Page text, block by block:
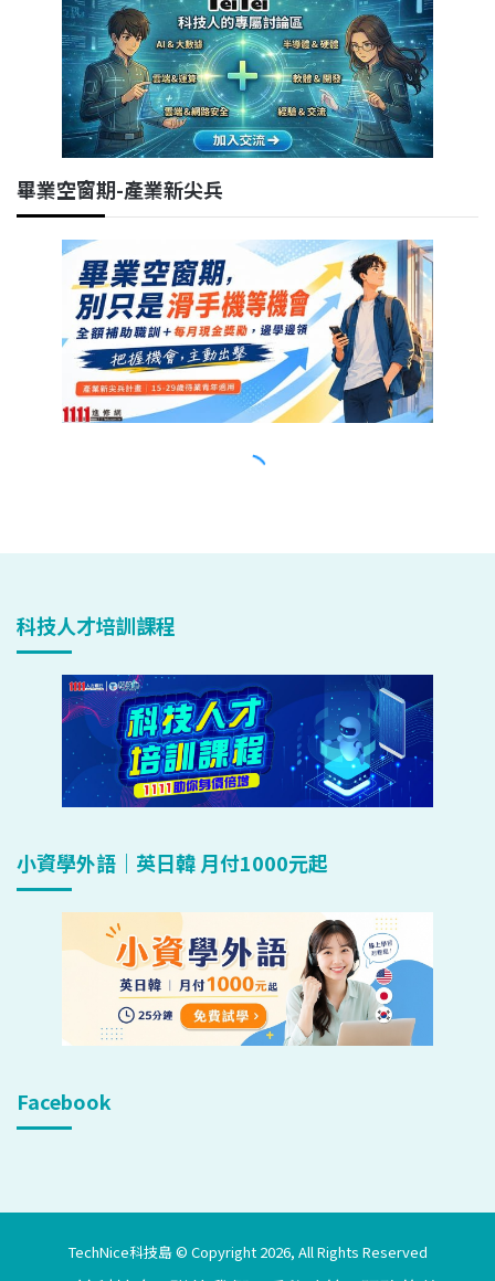
科技人才培訓課程
小資學外語｜英日韓 月付1000元起
Facebook
TechNice科技島 © Copyright 2026, All Rights Reserved